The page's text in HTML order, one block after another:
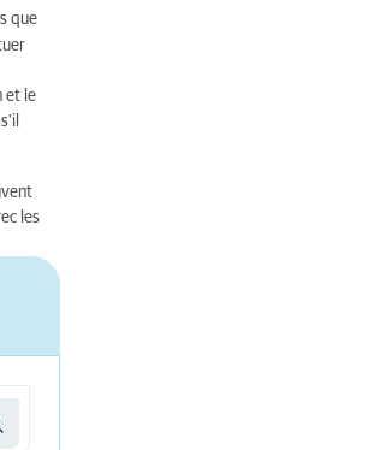
que
et le
les